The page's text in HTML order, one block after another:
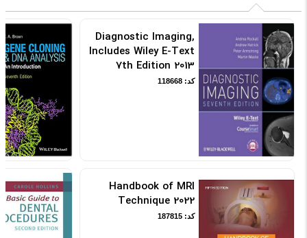
Diagnostic Imaging,
Includes Wiley E-Text
7th Edition 2013
کد: 118668
Handbook of MRI
Technique 2022
کد: 187815